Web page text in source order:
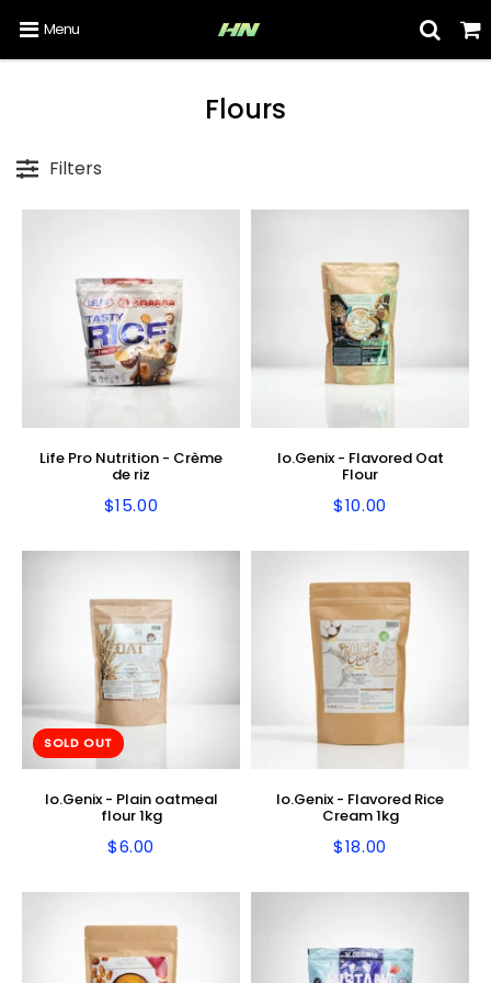
Menu
Flours
Filters
Life Pro Nutrition - Crème
de riz
Regular
$15.00
Io.Genix - Flavored Oat
Flour
Regular
$10.00
SOLD OUT
Io.Genix - Plain oatmeal
flour 1kg
Regular
$6.00
Io.Genix - Flavored Rice
Cream 1kg
Regular
$18.00